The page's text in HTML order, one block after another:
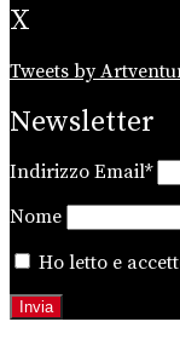
X
Tweets by
Newsletter
Indirizzo Email*
Nome
Ho letto e